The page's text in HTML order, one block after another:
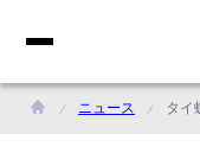
ニュース